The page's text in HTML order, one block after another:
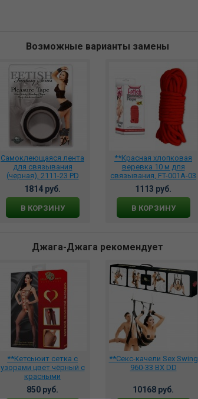
Возможные варианты замены
Самоклеющаяся лента
для связывания
(черная), 2111-23 PD
1814 руб.
В КОРЗИНУ
**Красная хлопковая
веревка 10 м для
связывания, FT-001A-03
1113 руб.
В КОРЗИНУ
Джага-Джага рекомендует
**Кетсьюит сетка с
узорами цвет чёрный с
красными
завлекающими бантами
, DJ_1094, DJ_3704
850 руб.
**Секс-качели Sex Swing
960-33 BX DD
10168 руб.